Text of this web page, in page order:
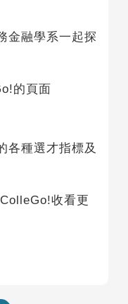
金融學系一起探
的頁面
各種選才指標及
收看更